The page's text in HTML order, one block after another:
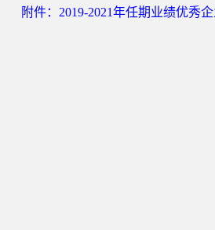
附件：2019-2021年任期业绩优秀